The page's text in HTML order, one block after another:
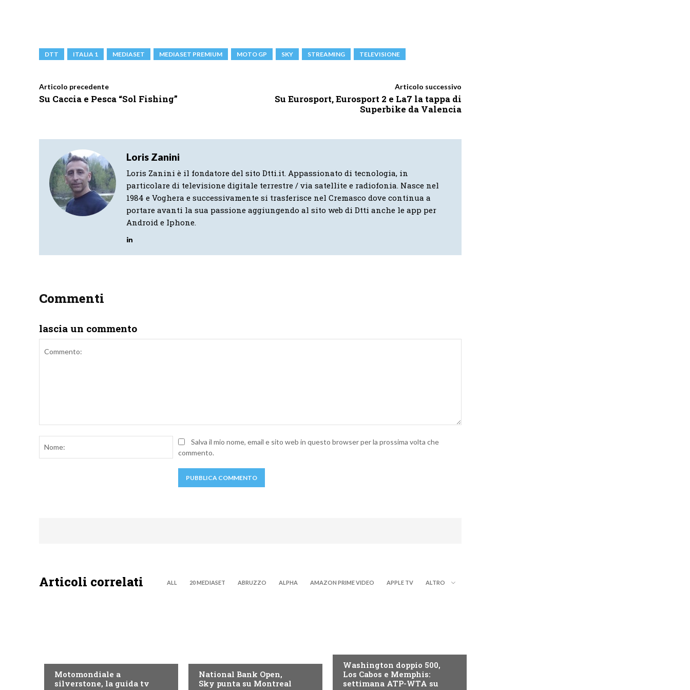
DTT ITALIA 1 MEDIASET MEDIASET PREMIUM MOTO GP SKY STREAMING TELEVISIONE
Articolo precedente
Su Caccia e Pesca “Sol Fishing”
Articolo successivo
Su Eurosport, Eurosport 2 e La7 la tappa di
Superbike da Valencia
Loris Zanini
Loris Zanini è il fondatore del sito Dtti.it. Appassionato di tecnologia, in
particolare di televisione digitale terrestre / via satellite e radiofonia. Nasce nel
1984 e Voghera e successivamente si trasferisce nel Cremasco dove continua a
portare avanti la sua passione aggiungendo al sito web di Dtti anche le app per
Android e Iphone.
Commenti
lascia un commento
Nome:Salva il mio nome, email e sito web in questo browser per la prossima volta che
commento.
Articoli correlati ALL 20 MEDIASET ABRUZZO ALPHA AMAZON PRIME VIDEO APPLE TV ALTRO
Motomondiale a
silverstone, la guida tv
National Bank Open,
Sky punta su Montreal
Washington doppio 500,
Los Cabos e Memphis:
settimana ATP-WTA su